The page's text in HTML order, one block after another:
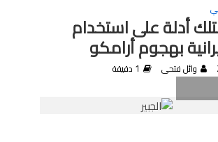
أدلة على استخدام
بهجوم أرامكو
وائل فتحى
1 دقيقة